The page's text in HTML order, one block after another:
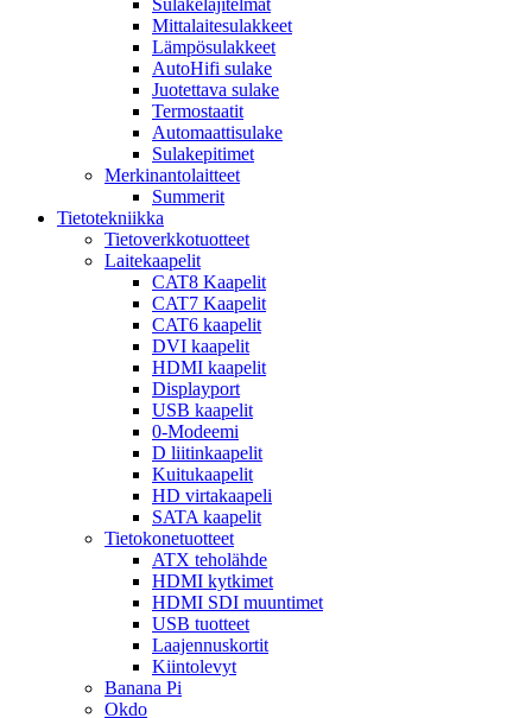
Sulakelajitelmat
Mittalaitesulakkeet
Lämpösulakkeet
AutoHifi sulake
Juotettava sulake
Termostaatit
Automaattisulake
Sulakepitimet
Merkinantolaitteet
Summerit
Tietotekniikka
Tietoverkkotuotteet
Laitekaapelit
CAT8 Kaapelit
CAT7 Kaapelit
CAT6 kaapelit
DVI kaapelit
HDMI kaapelit
Displayport
USB kaapelit
0-Modeemi
D liitinkaapelit
Kuitukaapelit
HD virtakaapeli
SATA kaapelit
Tietokonetuotteet
ATX teholähde
HDMI kytkimet
HDMI SDI muuntimet
USB tuotteet
Laajennuskortit
Kiintolevyt
Banana Pi
Okdo